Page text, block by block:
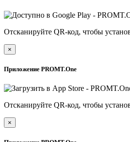
Отсканируйте QR-код, чтобы
×
Приложение PROMT.One
Отсканируйте QR-код, чтобы
×